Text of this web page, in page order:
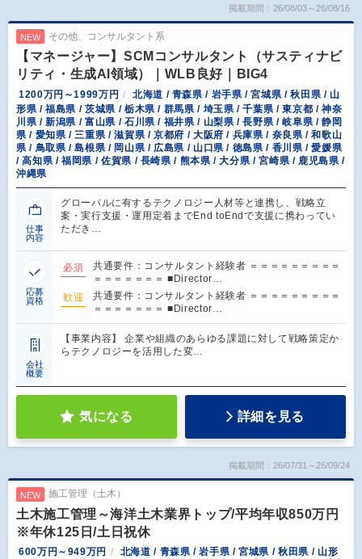
掲載期間：26/08/03～26/08/16
NEW その他、コンサルタント系
【マネージャー】SCMコンサルタント（サスティナビ
リティ・生成AI領域）｜WLB良好｜BIG4
1200万円～1999万円
北海道 / 青森県 / 岩手県 / 宮城県 / 秋田県 / 山
形県 / 福島県 / 茨城県 / 栃木県 / 群馬県 / 埼玉県 / 千葉県 / 東京都 / 神奈
川県 / 新潟県 / 富山県 / 石川県 / 福井県 / 山梨県 / 長野県 / 岐阜県 / 静岡
県 / 愛知県 / 三重県 / 滋賀県 / 京都府 / 大阪府 / 兵庫県 / 奈良県 / 和歌山
県 / 鳥取県 / 島根県 / 岡山県 / 広島県 / 山口県 / 徳島県 / 香川県 / 愛媛県
/ 高知県 / 福岡県 / 佐賀県 / 長崎県 / 熊本県 / 大分県 / 宮崎県 / 鹿児島県 /
沖縄県
仕事
内容
グローバルに有するテクノロジー人材等と連携し、戦略立
案・実行支援・運用定着までEnd toEndで支援に携わってい
ただき…
応募
資格
必須
共通要件：コンサルタント経験者 ＝＝＝＝＝＝＝＝＝
＝＝＝＝＝＝＝ ■Director…
歓迎
共通要件：コンサルタント経験者 ＝＝＝＝＝＝＝＝＝
＝＝＝＝＝＝＝ ■Director…
会社
概要
【事業内容】 企業や組織のあらゆる課題に対して戦略策定か
らテクノロジーを活用した変…
気になる 詳細を見る
掲載期間：26/07/31～26/09/24
NEW 施工管理（土木）
土木施工管理～海洋土木業界トップ/平均年収850万円
※年休125日/土日祝休
600万円～949万円
北海道 / 青森県 / 岩手県 / 宮城県 / 秋田県 / 山形